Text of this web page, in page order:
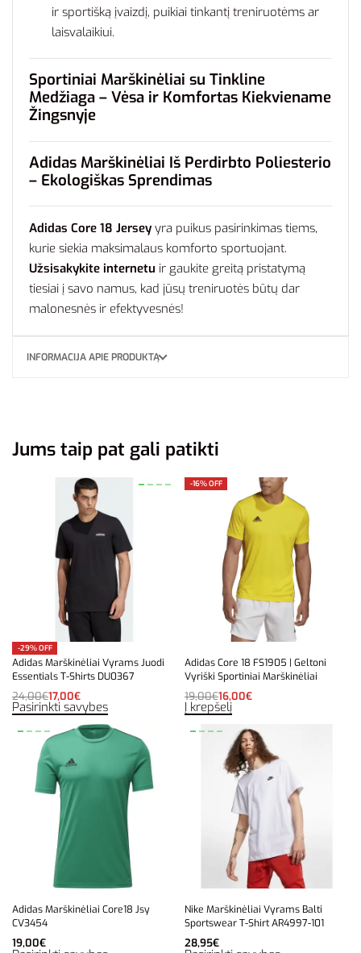
ir sportišką įvaizdį, puikiai tinkantį treniruotėms ar
laisvalaikiui.
Sportiniai Marškinėliai su Tinkline
Medžiaga – Vėsa ir Komfortas Kiekviename
Žingsnyje
Adidas Marškinėliai Iš Perdirbto Poliesterio
– Ekologiškas Sprendimas
Adidas Core 18 Jersey yra puikus pasirinkimas tiems,
kurie siekia maksimalaus komforto sportuojant.
Užsisakykite internetu ir gaukite greitą pristatymą
tiesiai į savo namus, kad jūsų treniruotės būtų dar
malonesnės ir efektyvesnės!
INFORMACIJA APIE PRODUKTĄ
Jums taip pat gali patikti
-29% OFF
Adidas Marškinėliai Vyrams Juodi
Essentials T-Shirts DU0367
24,00€17,00€
Pasirinkti savybes
-16% OFF
Adidas Core 18 FS1905 | Geltoni
Vyriški Sportiniai Marškinėliai
19,00€16,00€
Į krepšelį
Adidas Marškinėliai Core18 Jsy
CV3454
19,00€
Nike Marškinėliai Vyrams Balti
Sportswear T-Shirt AR4997-101
28,95€